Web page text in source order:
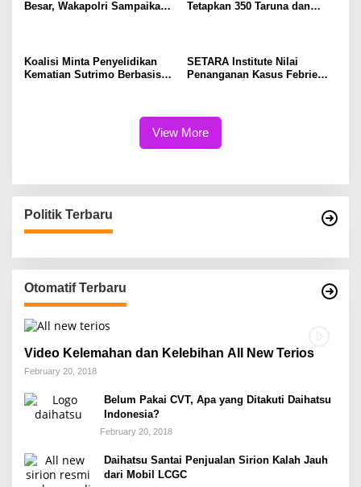
Besar, Wakapolri Sampaikan
Tetapkan 350 Taruna dan
Koalisi Minta Penyelidikan
Kematian Sutrimo Berbasis
SETARA Institute Nilai
Penanganan Kasus Febrie
View More
Politik Terbaru
Otomatif Terbaru
Video Kelemahan dan Kelebihan All New Terios
February 20, 2018
Belum Pakai CVT, Apa yang Ditakuti Daihatsu
Indonesia?
February 20, 2018
Daihatsu Santai Penjualan Sirion Kalah Jauh
dari Mobil LCGC